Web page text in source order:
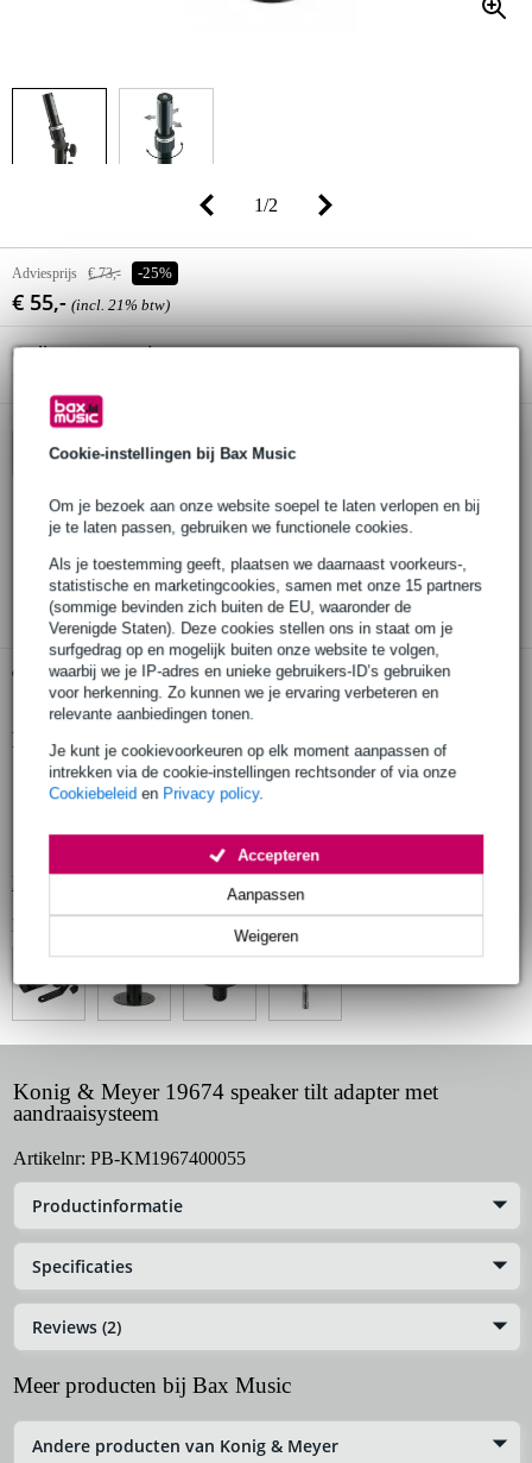
Cookie-instellingen bij Bax Music
Om je bezoek aan onze website soepel te laten verlopen en bij
je te laten passen, gebruiken we functionele cookies.
Als je toestemming geeft, plaatsen we daarnaast voorkeurs-,
statistische en marketingcookies, samen met onze 15 partners
(sommige bevinden zich buiten de EU, waaronder de
Verenigde Staten). Deze cookies stellen ons in staat om je
surfgedrag op en mogelijk buiten onze website te volgen,
waarbij we je IP-adres en unieke gebruikers-ID’s gebruiken
voor herkenning. Zo kunnen we je ervaring verbeteren en
relevante aanbiedingen tonen.
Je kunt je cookievoorkeuren op elk moment aanpassen of
intrekken via de cookie-instellingen rechtsonder of via onze
Cookiebeleid en Privacy policy.
Weigeren
Aanpassen
Accepteren
1/2
Adviesprijs € 73,- -25%
€ 55,- (incl. 21% btw)
Online voorraadstatus:
weken
In winkelwagen
30 dagen 'niet goed geld terug' garantie
3 jaar Bax Music garantie
Gratis ophalen in de winkel
Productinformatie
unieke schuinstelling voor uw luidsprekers
schaalverdeling voor instelling van de afstralingshoek
Bekijk ook eens (4)
Konig & Meyer 19674 speaker tilt adapter met
aandraaisysteem
Artikelnr: PB-KM1967400055
Productinformatie
Specificaties
Reviews (2)
Meer producten bij Bax Music
Andere producten van Konig & Meyer